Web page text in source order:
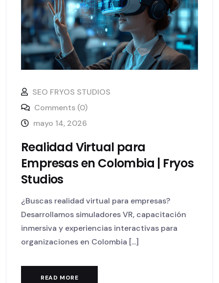
SEO FRYOS STUDIOS
Comments (0)
mayo 14, 2026
Realidad Virtual para
Empresas en Colombia | Fryos
Studios
¿Buscas realidad virtual para empresas?
Desarrollamos simuladores VR, capacitación
inmersiva y experiencias interactivas para
organizaciones en Colombia [...]
READ MORE